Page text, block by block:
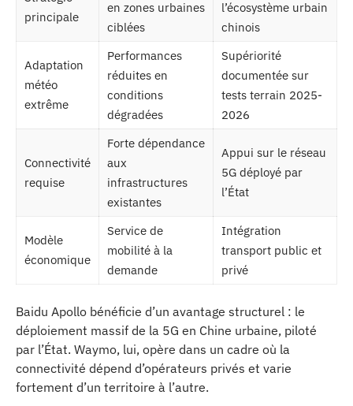
principale
en zones urbaines
ciblées
l’écosystème urbain
chinois
Adaptation
météo
extrême
Performances
réduites en
conditions
dégradées
Supériorité
documentée sur
tests terrain 2025-
2026
Connectivité
requise
Forte dépendance
aux
infrastructures
existantes
Appui sur le réseau
5G déployé par
l’État
Modèle
économique
Service de
mobilité à la
demande
Intégration
transport public et
privé
Baidu Apollo bénéficie d’un avantage structurel : le
déploiement massif de la 5G en Chine urbaine, piloté
par l’État. Waymo, lui, opère dans un cadre où la
connectivité dépend d’opérateurs privés et varie
fortement d’un territoire à l’autre.